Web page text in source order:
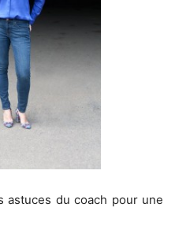
astuces du coach pour une